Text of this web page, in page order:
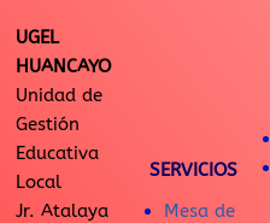
UGEL
HUANCAYO
Unidad de
Gestión
Educativa
Local
Jr. Atalaya
SERVICIOS
Mesa de